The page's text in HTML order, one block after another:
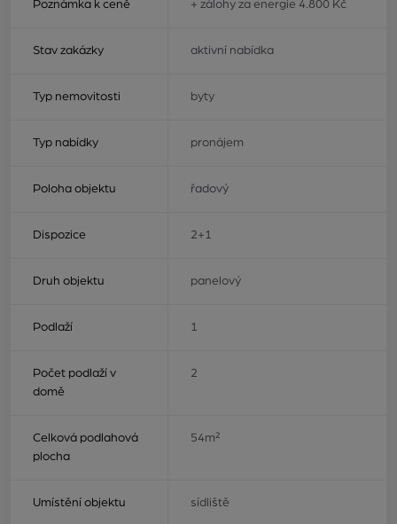
Poznámka k ceně + zálohy za energie 4.800 Kč
Stav zakázky aktivní nabídka
Typ nemovitosti byty
Typ nabídky pronájem
Poloha objektu řadový
Dispozice 2+1
Druh objektu panelový
Podlaží 1
Počet podlaží v
domě
2
Celková podlahová
plocha
54m²
Umístění objektu sídliště